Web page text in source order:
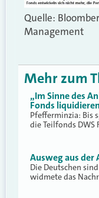
Quelle:
Management
Mehr zum
„Im Sinne des
Fonds
Pfefferminzia: Bis
die Teilfonds DWS
Ausweg aus
Die Deutschen
widmete das